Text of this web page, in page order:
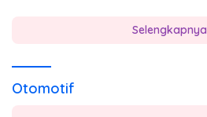
Selengkapnya
Otomotif